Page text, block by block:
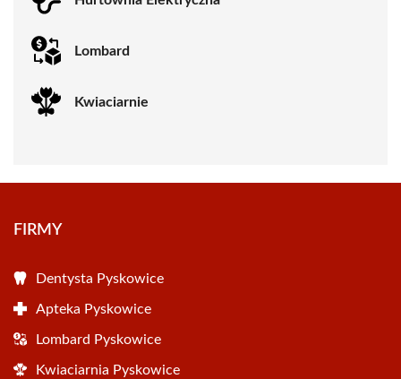
Lombard
Kwiaciarnie
FIRMY
Dentysta Pyskowice
Apteka Pyskowice
Lombard Pyskowice
Kwiaciarnia Pyskowice